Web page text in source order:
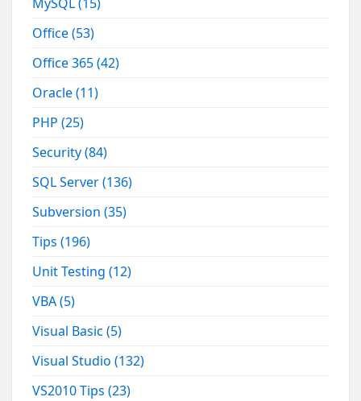
Office(53)
Office 365(42)
Oracle(11)
PHP(25)
Security(84)
SQL Server(136)
Subversion(35)
Tips(196)
Unit Testing(12)
VBA(5)
Visual Basic(5)
Visual Studio(132)
VS2010 Tips(23)